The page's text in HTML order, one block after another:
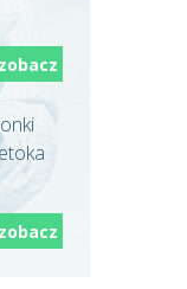
zobacz
zobacz